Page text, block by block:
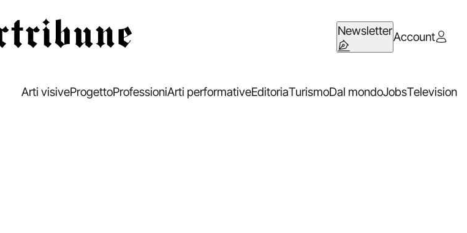
NewsletterAccount
Arti visiveProgettoProfessioniArti performativeEditoriaTurismoDal mondoJobsTelevision